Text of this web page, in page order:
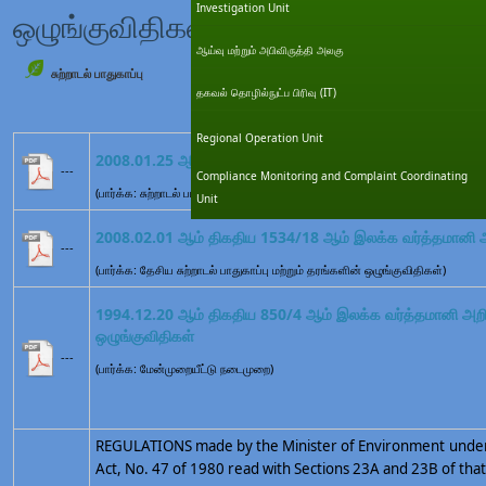
Investigation Unit
ஆய்வு மற்றும் அபிவிருத்தி அலகு
தகவல் தொழில்நுட்ப பிரிவு (IT)
Regional Operation Unit
Compliance Monitoring and Complaint Coordinating
Unit
ஒழுங்குவிதிகள்
சுற்றாடல் பாதுகாப்பு
--- 2008.01.25 ஆம் திகதிய 1533/16 ஆம் இலக்க வர்த்தமானி
(பார்க்க: சுற்றாடல் பாதுகாப்பு அனுமதிப்பத்திரம் குறித்துரைக்கப்பட்ட
--- 2008.02.01 ஆம் திகதிய 1534/18 ஆம் இலக்க வர்த்தமானி
(பார்க்க: தேசிய சுற்றாடல் பாதுகாப்பு மற்றும் தரங்களின் ஒழுங்குவிதிகள்)
---
1994.12.20 ஆம் திகதிய 850/4 ஆம் இலக்க வர்த்தமானி
ஒழுங்குவிதிகள்
(பார்க்க: மேன்முறையீட்டு நடைமுறை)
REGULATIONS made by the Minister of Environment
Act, No. 47 of 1980 read with Sections 23A and 23B of